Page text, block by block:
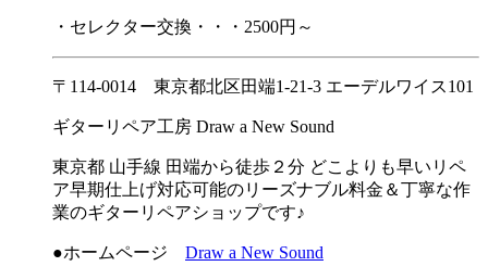
・セレクター交換・・・2500円～
〒114-0014 東京都北区田端1-21-3 エーデルワイス101
ギターリペア工房 Draw a New Sound
東京都 山手線 田端から徒歩２分 どこよりも早いリペ
ア早期仕上げ対応可能のリーズナブル料金＆丁寧な作
業のギターリペアショップです♪
●ホームページ Draw a New Sound